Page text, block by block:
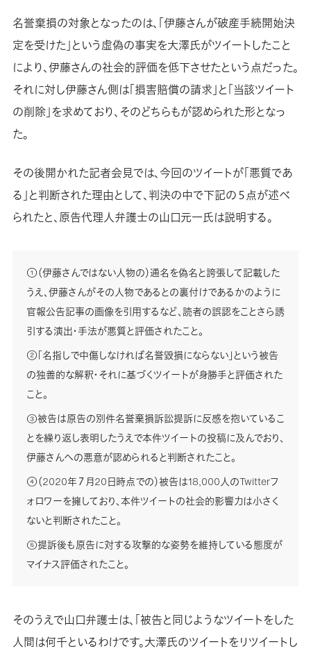
名誉棄損の対象となったのは、「伊藤さんが破産手続開始決
定を受けた」という虚偽の事実を大澤氏がツイートしたこと
により、伊藤さんの社会的評価を低下させたという点だった。
それに対し伊藤さん側は「損害賠償の請求」と「当該ツイート
の削除」を求めており、そのどちらもが認められた形となっ
た。
その後開かれた記者会見では、今回のツイートが「悪質であ
る」と判断された理由として、判決の中で下記の５点が述べ
られたと、原告代理人弁護士の山口元一氏は説明する。
①（伊藤さんではない人物の）通名を偽名と誇張して記載した
うえ、伊藤さんがその人物であるとの裏付けであるかのように
官報公告記事の画像を引用するなど、読者の誤認をことさら誘
引する演出・手法が悪質と評価されたこと。
②「名指しで中傷しなければ名誉毀損にならない」という被告
の独善的な解釈・それに基づくツイートが身勝手と評価された
こと。
③被告は原告の別件名誉棄損訴訟提訴に反感を抱いているこ
とを繰り返し表明したうえで本件ツイートの投稿に及んでおり、
伊藤さんへの悪意が認められると判断されたこと。
④（2020年７月20日時点での）被告は18,000人のTwitterフ
ォロワーを擁しており、本件ツイートの社会的影響力は小さく
ないと判断されたこと。
⑤提訴後も原告に対する攻撃的な姿勢を維持している態度が
マイナス評価されたこと。
そのうえで山口弁護士は、「被告と同じようなツイートをした
人間は何千といるわけです。大澤氏のツイートをリツイートし